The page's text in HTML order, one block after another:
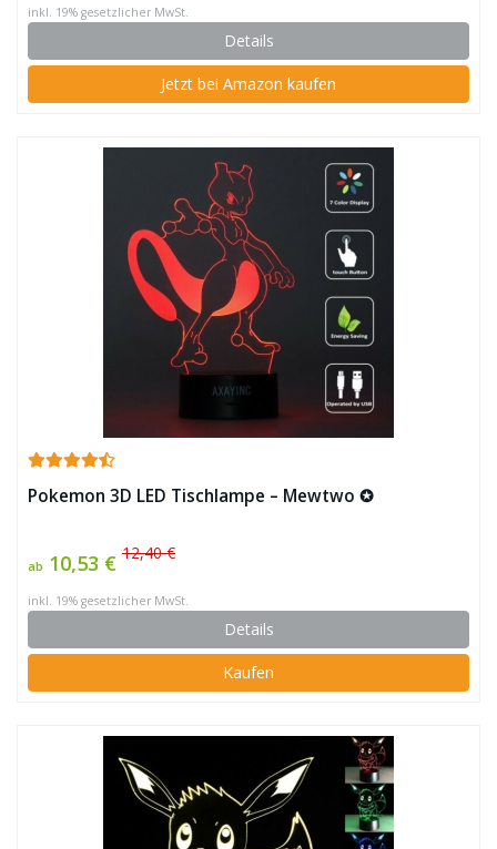
inkl. 19% gesetzlicher MwSt.
Details
Jetzt bei Amazon kaufen
Pokemon 3D LED Tischlampe – Mewtwo ✪
ab 10,53 € 12,40 €
inkl. 19% gesetzlicher MwSt.
Details
Kaufen